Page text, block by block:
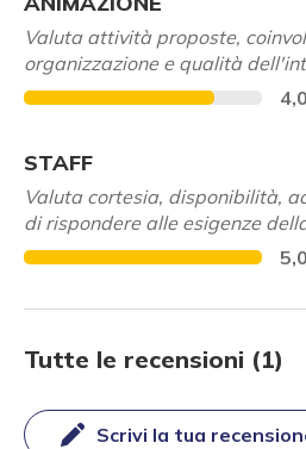
Valuta attività proposte,
organizzazione e qualità
4,0
STAFF
Valuta cortesia, disponibilità,
di rispondere alle esigenze
5,0
Tutte le recensioni (1)
Scrivi la tua